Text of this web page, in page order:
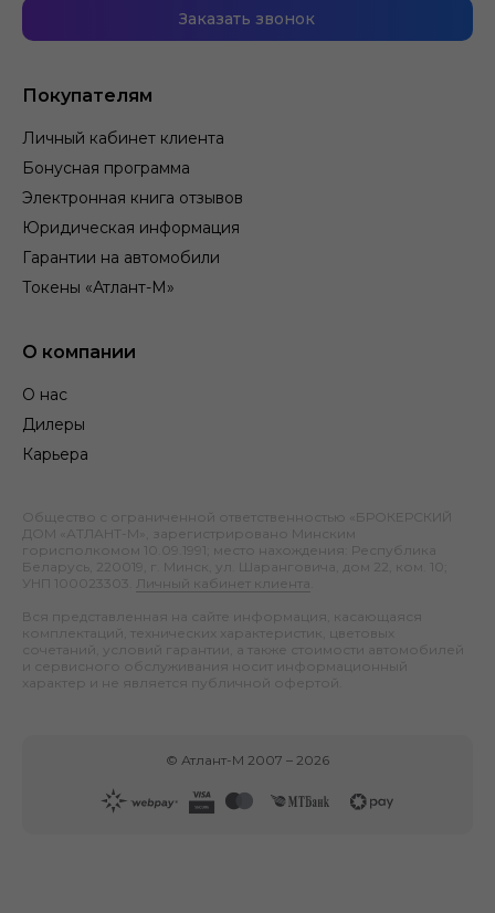
Покупателям
Личный кабинет клиента
Бонусная программа
Электронная книга отзывов
Юридическая информация
Гарантии на автомобили
Токены «Атлант-М»
О компании
О нас
Дилеры
Карьера
Заказать звонок
Общество с ограниченной ответственностью «БРОКЕРСКИЙ
ДОМ «АТЛАНТ-М», зарегистрировано Минским
горисполкомом 10.09.1991; место нахождения: Республика
Беларусь, 220019, г. Минск, ул. Шаранговича, дом 22, ком. 10;
УНП 100023303.
Личный кабинет клиента
Вся представленная на сайте информация, касающаяся
комплектаций, технических характеристик, цветовых
сочетаний, условий гарантии, а также стоимости автомобилей
и сервисного обслуживания носит информационный
характер и не является публичной офертой.
© Атлант-М 2007 – 2026